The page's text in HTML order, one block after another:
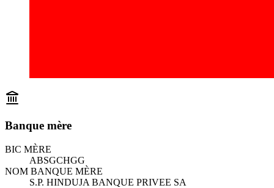
Banque mère
BIC MÈRE
ABSGCHGG
NOM BANQUE MÈRE
S.P. HINDUJA BANQUE PRIVEE SA